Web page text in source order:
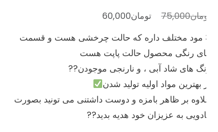
75,000
قیمت
اصلی
تومان75,000
بود.
تومان60,000قیمت
است.
3 مود مختلف داره که حالت چرخشی هست و قسمت
رنگی محصول حالت پاپت هست
های شاد آبی ، و نارنجی موجودن??
بهترین مواد اولیه تولید شدن
بر ظاهر بامزه و دوست داشتنی می تونید بصورت
به عزیزان خود هدیه بدید??